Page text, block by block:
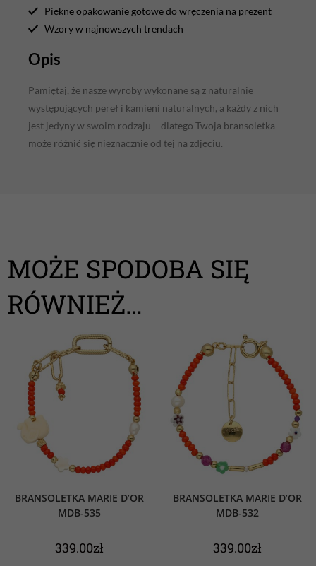
Piękne opakowanie gotowe do wręczenia na prezent
Wzory w najnowszych trendach
Opis
Pamiętaj, że nasze wyroby wykonane są z naturalnie
występujących pereł i kamieni naturalnych, a każdy z nich
jest jedyny w swoim rodzaju – dlatego Twoja bransoletka
może różnić się nieznacznie od tej na zdjęciu.
MOŻE SPODOBA SIĘ
RÓWNIEŻ…
BRANSOLETKA MARIE D’OR
MDB-535
339.00zł
BRANSOLETKA MARIE D’OR
MDB-532
339.00zł